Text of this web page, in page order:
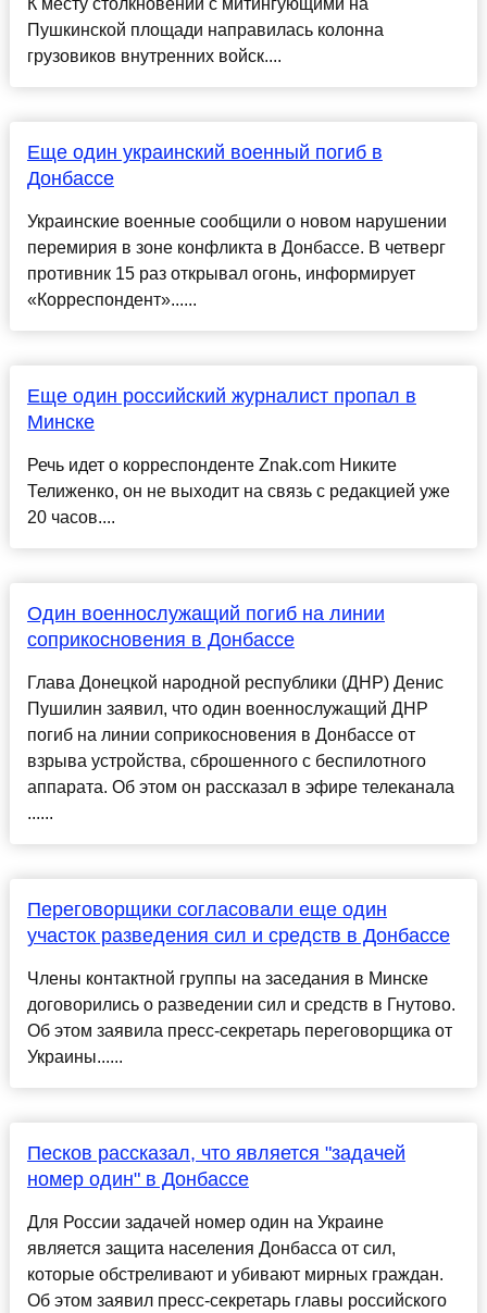
К месту столкновений с митингующими на
Пушкинской площади направилась колонна
грузовиков внутренних войск....
Еще один украинский военный погиб в
Донбассе
Украинские военные сообщили о новом нарушении
перемирия в зоне конфликта в Донбассе. В четверг
противник 15 раз открывал огонь, информирует
«Корреспондент»......
Еще один российский журналист пропал в
Минске
Речь идет о корреспонденте Znak.com Никите
Телиженко, он не выходит на связь с редакцией уже
20 часов....
Один военнослужащий погиб на линии
соприкосновения в Донбассе
Глава Донецкой народной республики (ДНР) Денис
Пушилин заявил, что один военнослужащий ДНР
погиб на линии соприкосновения в Донбассе от
взрыва устройства, сброшенного с беспилотного
аппарата. Об этом он рассказал в эфире телеканала
......
Переговорщики согласовали еще один
участок разведения сил и средств в Донбассе
Члены контактной группы на заседания в Минске
договорились о разведении сил и средств в Гнутово.
Об этом заявила пресс-секретарь переговорщика от
Украины......
Песков рассказал, что является "задачей
номер один" в Донбассе
Для России задачей номер один на Украине
является защита населения Донбасса от сил,
которые обстреливают и убивают мирных граждан.
Об этом заявил пресс-секретарь главы российского